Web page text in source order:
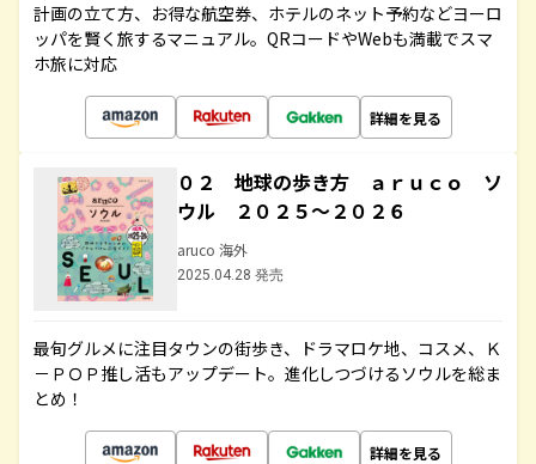
計画の立て方、お得な航空券、ホテルのネット予約などヨーロ
ッパを賢く旅するマニュアル。QRコードやWebも満載でスマ
ホ旅に対応
詳細を見る
０２ 地球の歩き方 ａｒｕｃｏ ソ
ウル ２０２５～２０２６
aruco 海外
2025.04.28 発売
最旬グルメに注目タウンの街歩き、ドラマロケ地、コスメ、Ｋ
－ＰＯＰ推し活もアップデート。進化しつづけるソウルを総ま
とめ！
詳細を見る